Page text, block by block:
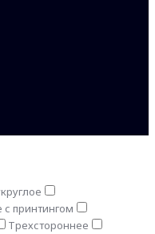
принтингом
Трехстороннее